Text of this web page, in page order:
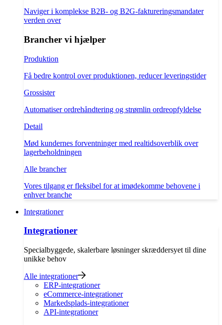
Naviger i komplekse B2B- og B2G-faktureringsmandater
verden over
Brancher vi hjælper
Produktion
Få bedre kontrol over produktionen, reducer leveringstider
Grossister
Automatiser ordrehåndtering og strømlin ordreopfyldelse
Detail
Mød kundernes forventninger med realtidsoverblik over
lagerbeholdningen
Alle brancher
Vores tilgang er fleksibel for at imødekomme behovene i
enhver branche
Integrationer
Integrationer
Specialbyggede, skalerbare løsninger skræddersyet til dine
unikke behov
Alle integrationer
ERP-integrationer
eCommerce-integrationer
Markedsplads-integrationer
API-integrationer